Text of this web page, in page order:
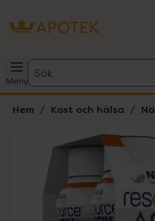
Meny
Sök
Hem Kost och hälsa
Lista: .
Hoppa över Lista